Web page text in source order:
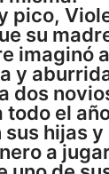
pico,
su
imaginó
y
dos
el
hijas y
a